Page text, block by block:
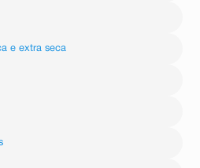
de etila, cicloexano. fil 015.
e extra seca